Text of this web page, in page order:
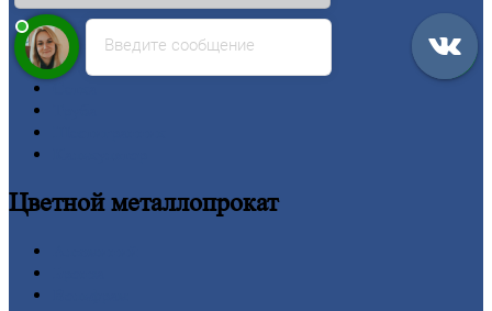
Лист
Проволока
Рельсы
Цветнойметаллопрокат
Введите сообщение